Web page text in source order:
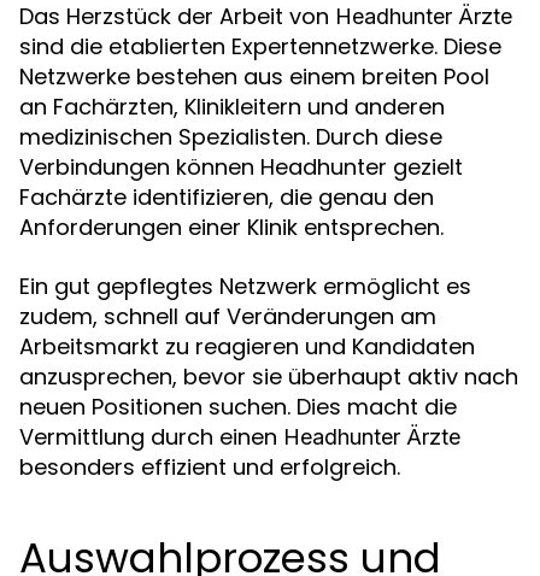
Das Herzstück der Arbeit von Headhunter Ärzte
sind die etablierten Expertennetzwerke. Diese
Netzwerke bestehen aus einem breiten Pool
an Fachärzten, Klinikleitern und anderen
medizinischen Spezialisten. Durch diese
Verbindungen können Headhunter gezielt
Fachärzte identifizieren, die genau den
Anforderungen einer Klinik entsprechen.
Ein gut gepflegtes Netzwerk ermöglicht es
zudem, schnell auf Veränderungen am
Arbeitsmarkt zu reagieren und Kandidaten
anzusprechen, bevor sie überhaupt aktiv nach
neuen Positionen suchen. Dies macht die
Vermittlung durch einen Headhunter Ärzte
besonders effizient und erfolgreich.
Auswahlprozess und